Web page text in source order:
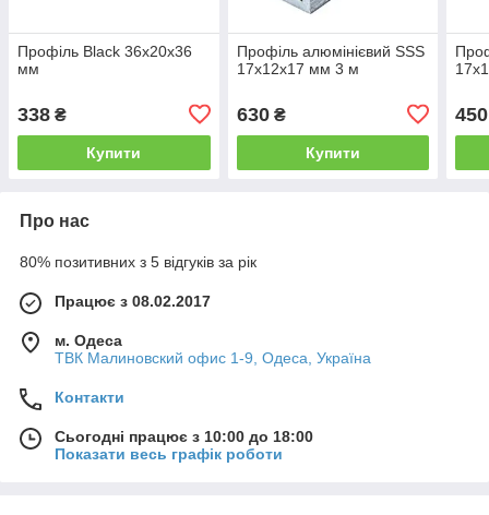
Профіль Black 36х20х36
мм
338 ₴
Купити
Профіль алюмінієвий SSS
17x12x17 мм 3 м
630₴
Купити
450
Про нас
80% позитивних з 5 відгуків за рік
Працює з 08.02.2017
м. Одеса
ТВК Малиновский офис 1-9, Одеса, Україна
Контакти
Сьогодні працює з 10:00 до 18:00
Показати весь графік роботи